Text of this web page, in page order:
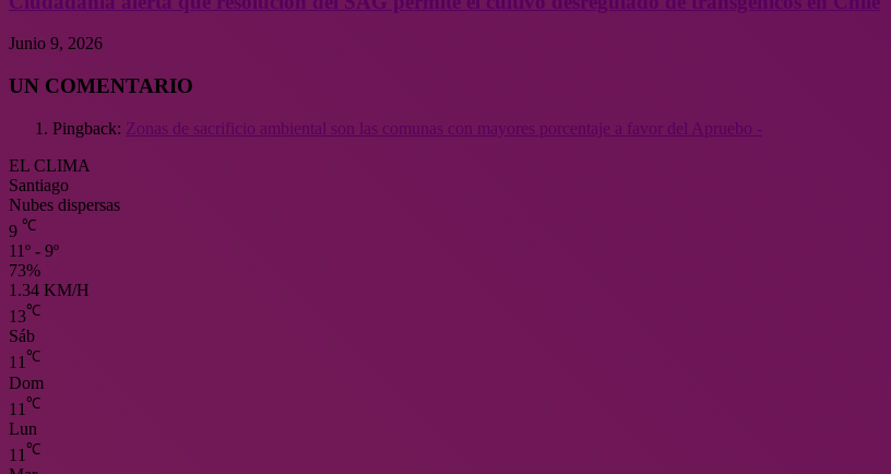
Junio 9, 2026
UN COMENTARIO
Pingback: Zonas de sacrificio ambiental son las comunas con mayores porcentaje a favor del Apruebo -
EL CLIMA
Santiago
Nubes dispersas
9 ℃
11º - 9º
73%
1.34 KM/H
13℃
Sáb
11℃
Dom
11 ℃
Lun
11 ℃